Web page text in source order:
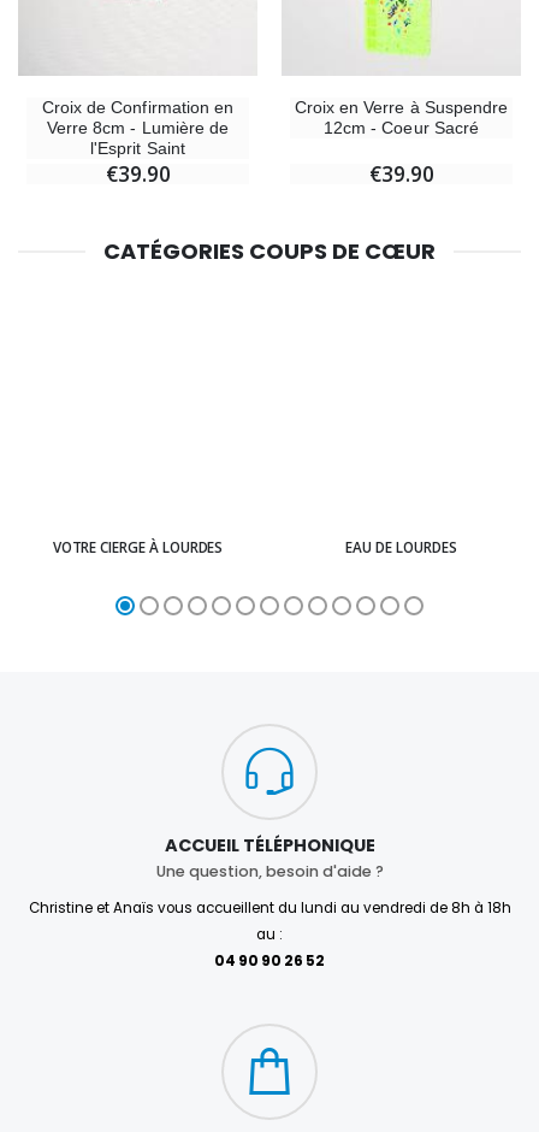
Croix de Confirmation en
Verre 8cm - Lumière de
l'Esprit Saint
€39.90
Croix en Verre à Suspendre
12cm - Coeur Sacré
€39.90
CATÉGORIES COUPS DE CŒUR
VOTRE CIERGE À LOURDES EAU DE LOURDES
ACCUEIL TÉLÉPHONIQUE
Une question, besoin d'aide ?
Christine et Anaïs vous accueillent du lundi au vendredi de 8h à 18h
au :
04 90 90 26 52